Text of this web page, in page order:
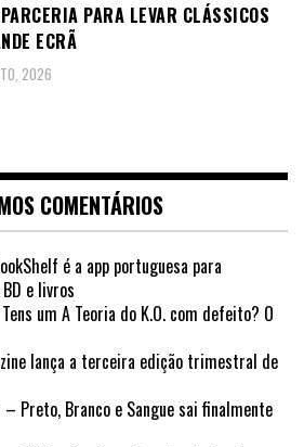
PARA LEVAR CLÁSSICOS
ECRÃ
2026
COMENTÁRIOS
é a app portuguesa para
e livros
Tens um A Teoria do K.O. com defeito? O
lança a terceira edição trimestral de
– Preto, Branco e Sangue sai finalmente